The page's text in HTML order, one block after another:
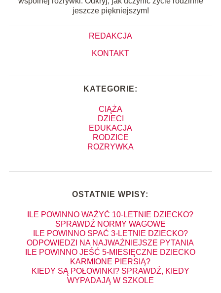
jeszcze piękniejszym!
REDAKCJA
KONTAKT
KATEGORIE:
CIĄŻA
DZIECI
EDUKACJA
RODZICE
ROZRYWKA
OSTATNIE WPISY:
ILE POWINNO WAŻYĆ 10-LETNIE DZIECKO?
SPRAWDŹ NORMY WAGOWE
ILE POWINNO SPAĆ 3-LETNIE DZIECKO?
ODPOWIEDZI NA NAJWAŻNIEJSZE PYTANIA
ILE POWINNO JEŚĆ 5-MIESIĘCZNE DZIECKO
KARMIONE PIERSIĄ?
KIEDY SĄ POŁOWINKI? SPRAWDŹ, KIEDY
WYPADAJĄ W SZKOLE